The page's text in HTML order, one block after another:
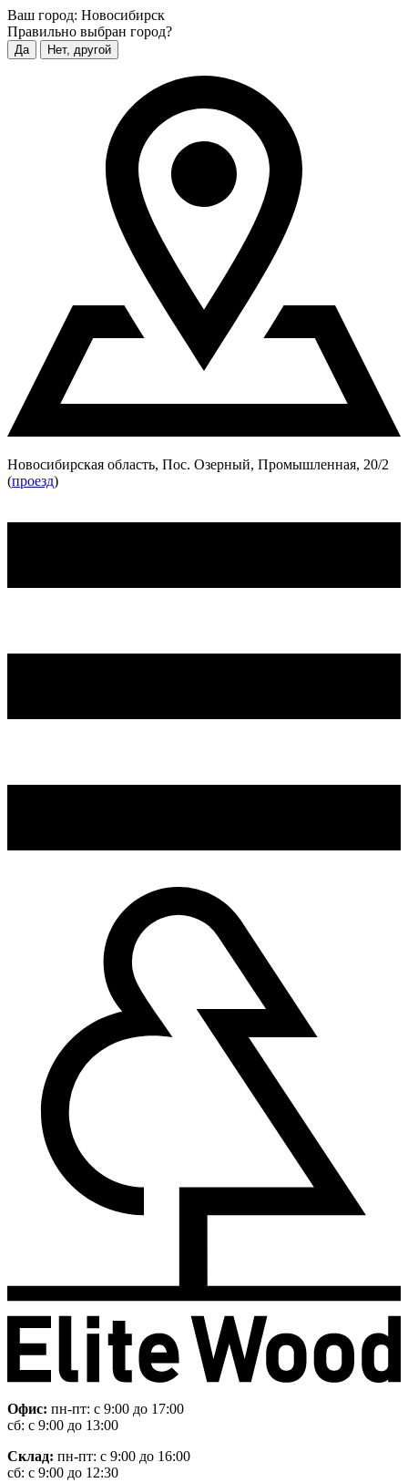
Ваш город: Новосибирск
Правильно выбран город?
Да Нет, другой
Новосибирская область, Пос. Озерный, Промышленная, 20/2
(проезд)
Офис: пн-пт: с 9:00 до 17:00
сб: с 9:00 до 13:00
Склад: пн-пт: с 9:00 до 16:00
сб: с 9:00 до 12:30